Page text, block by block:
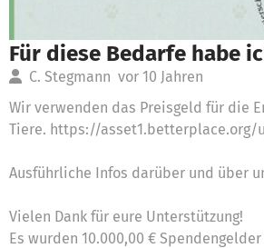
Für diese Bedarfe habe
C. Stegmann vor 10 Jahren
Wir verwenden das Preisgeld für die
Tiere. https://
Ausführliche Infos darüber und über
Vielen Dank für eure Unterstützung!
Es wurden 10.000,00 €